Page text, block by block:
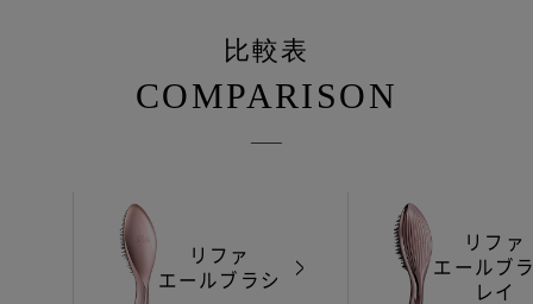
比較表
COMPARISON
リファ
エールブラシ
リファ
エールブ
レイ